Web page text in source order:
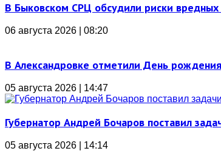
В Быковском СРЦ обсудили риски
06 августа 2026 | 08:20
В Александровке отметили День
05 августа 2026 | 14:47
Губернатор Андрей Бочаров поставил
05 августа 2026 | 14:14